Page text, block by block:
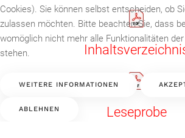
Leseprobe
Cookies). Sie können selbst entscheiden, ob
zulassen möchten. Bitte beachten Sie, dass
womöglich nicht mehr alle Funktionalitäten
stehen.
WEITERE INFORMATIONEN
ABLEHNEN